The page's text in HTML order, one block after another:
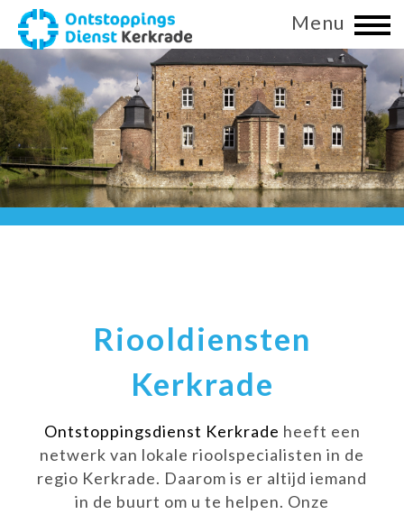
Menu
Riooldiensten
Kerkrade
Ontstoppingsdienst Kerkrade heeft een
netwerk van lokale rioolspecialisten in de
regio Kerkrade. Daarom is er altijd iemand
in de buurt om u te helpen. Onze